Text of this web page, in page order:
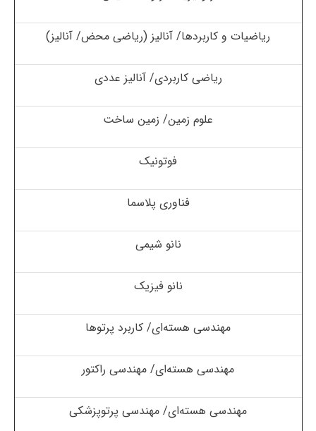
ریاضیات و کاربردها/ آنالیز (ریاضی محض/ آنالیز)
ریاضی کاربردی/ آنالیز عددی
علوم زمین/ زمین ساخت
فوتونیک
فناوری پلاسما
نانو شیمی
نانو فیزیک
مهندسی هسته‌ای/ کاربرد پرتوها
مهندسی هسته‌ای/ مهندسی راکتور
مهندسی هسته‌ای/ مهندسی پرتوپزشکی